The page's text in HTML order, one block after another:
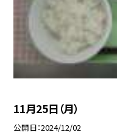
11月25日（月）
公開日 2024/12/02